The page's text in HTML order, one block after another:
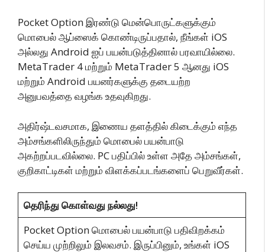
Pocket Option இரண்டு மென்பொருட்களுக்கும்
மொபைல் ஆப்ஸைக் கொண்டிருப்பதால், நீங்கள் iOS
அல்லது Android ஐப் பயன்படுத்தினால் பரவாயில்லை.
MetaTrader 4 மற்றும் MetaTrader 5 ஆனது iOS
மற்றும் Android பயனர்களுக்கு தடையற்ற
அனுபவத்தை வழங்க உதவுகிறது.
அதிர்ஷ்டவசமாக, இணைய தளத்தில் கிடைக்கும் எந்த
அம்சங்களிலிருந்தும் மொபைல் பயன்பாடு
அகற்றப்படவில்லை. PC பதிப்பில் உள்ள அதே அம்சங்கள்,
குறிகாட்டிகள் மற்றும் விளக்கப்படங்களைப் பெறுவீர்கள்.
தெரிந்து கொள்வது நல்லது!
Pocket Option மொபைல் பயன்பாடு பதிவிறக்கம்
செய்ய முற்றிலும் இலவசம். இருப்பினும், உங்கள் iOS